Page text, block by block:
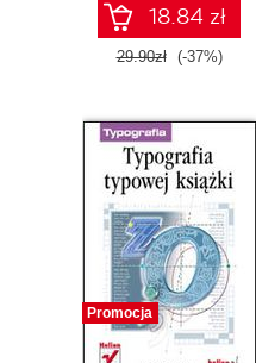
18.84 zł
29.90zł (-37%)
Promocja